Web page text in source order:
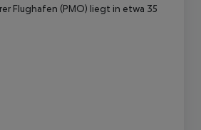
Flughafen (PMO) liegt in etwa 35